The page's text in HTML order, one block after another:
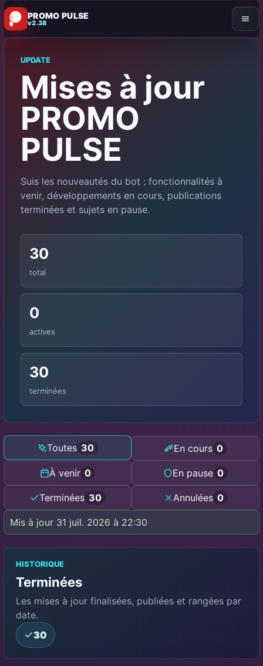
PROMO PULSE
v2.38
UPDATE
Mises à jour
PROMO
PULSE
Suis les nouveautés du bot : fonctionnalités à
venir, développements en cours, publications
terminées et sujets en pause.
30
total
0
actives
30
terminées
Toutes 30 En cours 0
À venir 0 En pause 0
Terminées 30 Annulées 0
Mis à jour 31 juil. 2026 à 22:30
HISTORIQUE
Terminées
Les mises à jour finalisées, publiées et rangées par
date.
30